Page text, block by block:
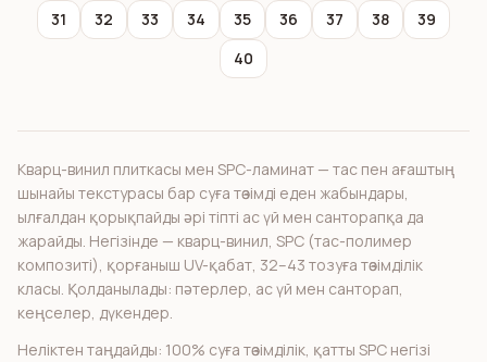
31
32 33 34 35 36 37 38
39
40
Кварц-винил плиткасы мен SPC-ламинат — тас пен ағаштың
шынайы текстурасы бар суға төзімді еден жабындары,
ылғалдан қорықпайды әрі тіпті ас үй мен санторапқа да
жарайды. Негізінде — кварц-винил, SPC (тас-полимер
композиті), қорғаныш UV-қабат, 32–43 тозуға төзімділік
класы. Қолданылады: пәтерлер, ас үй мен санторап,
кеңселер, дүкендер.
Неліктен таңдайды: 100% суға төзімділік, қатты SPC негізі